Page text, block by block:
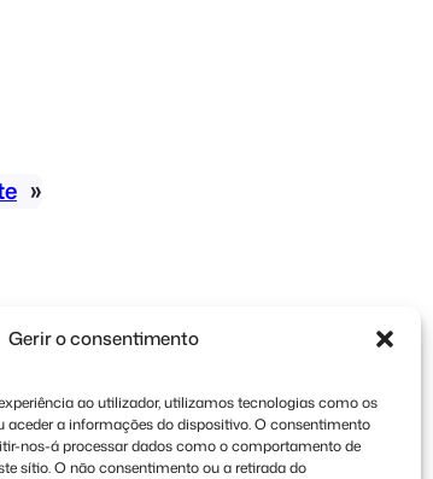
Gerir o consentimento
ao utilizador, utilizamos tecnologias como os
aceder a informações do dispositivo. O consentimento
nos-á processar dados como o comportamento de
sítio. O não consentimento ou a retirada do
»